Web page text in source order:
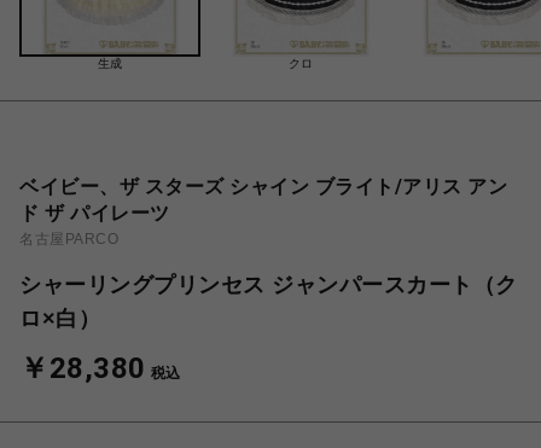
生成 クロ
ベイビー、ザ スターズ シャイン ブライト/アリス アン
ド ザ パイレーツ
名古屋PARCO
シャーリングプリンセス ジャンパースカート（ク
ロ×白）
￥28,380 税込